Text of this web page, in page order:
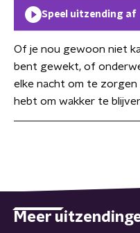
Speel uitzending af
Of je nou gewoon niet
bent gewekt, of
elke nacht om te zorgen
hebt om wakker te
Meer